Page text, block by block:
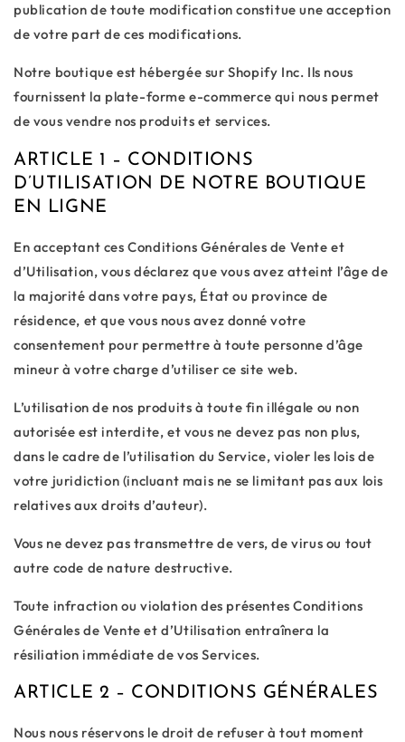
publication de toute modification constitue une acception
de votre part de ces modifications.
Notre boutique est hébergée sur Shopify Inc. Ils nous
fournissent la plate-forme e-commerce qui nous permet
de vous vendre nos produits et services.
ARTICLE 1 – CONDITIONS
D’UTILISATION DE NOTRE BOUTIQUE
EN LIGNE
En acceptant ces Conditions Générales de Vente et
d’Utilisation, vous déclarez que vous avez atteint l’âge de
la majorité dans votre pays, État ou province de
résidence, et que vous nous avez donné votre
consentement pour permettre à toute personne d’âge
mineur à votre charge d’utiliser ce site web.
L’utilisation de nos produits à toute fin illégale ou non
autorisée est interdite, et vous ne devez pas non plus,
dans le cadre de l’utilisation du Service, violer les lois de
votre juridiction (incluant mais ne se limitant pas aux lois
relatives aux droits d’auteur).
Vous ne devez pas transmettre de vers, de virus ou tout
autre code de nature destructive.
Toute infraction ou violation des présentes Conditions
Générales de Vente et d’Utilisation entraînera la
résiliation immédiate de vos Services.
ARTICLE 2 – CONDITIONS GÉNÉRALES
Nous nous réservons le droit de refuser à tout moment